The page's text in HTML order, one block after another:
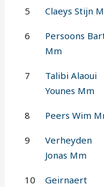
5 Claeys Stijn M
6
Persoons
Mm
7
Talibi Alaoui
Younes Mm
8 Peers Wim
9
Verheyden
Jonas Mm
10
Geirnaert